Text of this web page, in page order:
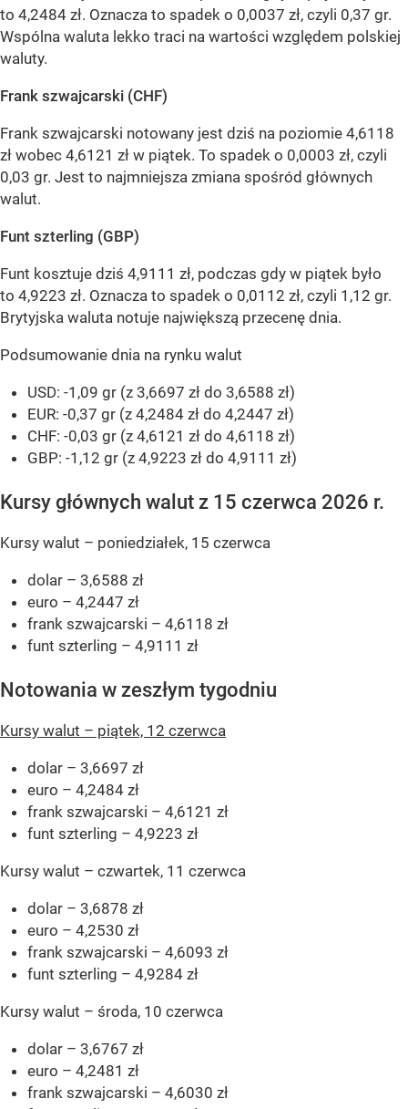
to 4,2484 zł. Oznacza to spadek o 0,0037 zł, czyli 0,37 gr.
Wspólna waluta lekko traci na wartości względem polskiej
waluty.
Frank szwajcarski (CHF)
Frank szwajcarski notowany jest dziś na poziomie 4,6118
zł wobec 4,6121 zł w piątek. To spadek o 0,0003 zł, czyli
0,03 gr. Jest to najmniejsza zmiana spośród głównych
walut.
Funt szterling (GBP)
Funt kosztuje dziś 4,9111 zł, podczas gdy w piątek było
to 4,9223 zł. Oznacza to spadek o 0,0112 zł, czyli 1,12 gr.
Brytyjska waluta notuje największą przecenę dnia.
Podsumowanie dnia na rynku walut
USD: -1,09 gr (z 3,6697 zł do 3,6588 zł)
EUR: -0,37 gr (z 4,2484 zł do 4,2447 zł)
CHF: -0,03 gr (z 4,6121 zł do 4,6118 zł)
GBP: -1,12 gr (z 4,9223 zł do 4,9111 zł)
Kursy głównych walut z 15 czerwca 2026 r.
Kursy walut – poniedziałek, 15 czerwca
dolar – 3,6588 zł
euro – 4,2447 zł
frank szwajcarski – 4,6118 zł
funt szterling – 4,9111 zł
Notowania w zeszłym tygodniu
Kursy walut – piątek, 12 czerwca
dolar – 3,6697 zł
euro – 4,2484 zł
frank szwajcarski – 4,6121 zł
funt szterling – 4,9223 zł
Kursy walut – czwartek, 11 czerwca
dolar – 3,6878 zł
euro – 4,2530 zł
frank szwajcarski – 4,6093 zł
funt szterling – 4,9284 zł
Kursy walut – środa, 10 czerwca
dolar – 3,6767 zł
euro – 4,2481 zł
frank szwajcarski – 4,6030 zł